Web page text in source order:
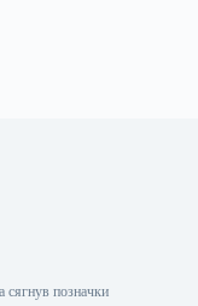
сягнув позначки